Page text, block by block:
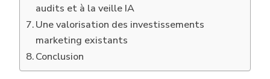
audits et à la veille IA
Une valorisation des investissements
marketing existants
Conclusion